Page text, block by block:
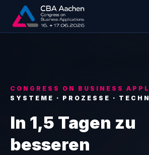
CONGRESS ON BUSINESS
SYSTEME · PROZESSE ·
In 1,5 Tagen zu
besseren